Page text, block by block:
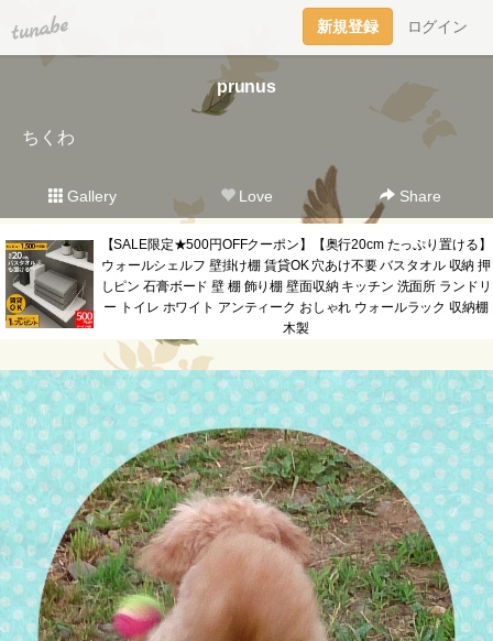
tuna.be 新規登録 ログイン
prunus
ちくわ
Gallery Love Share
【SALE限定★500円OFFクーポン】【奥行20cm たっぷり置ける】
ウォールシェルフ 壁掛け棚 賃貸OK 穴あけ不要 バスタオル 収納 押
しピン 石膏ボード 壁 棚 飾り棚 壁面収納 キッチン 洗面所 ランドリ
ー トイレ ホワイト アンティーク おしゃれ ウォールラック 収納棚
木製